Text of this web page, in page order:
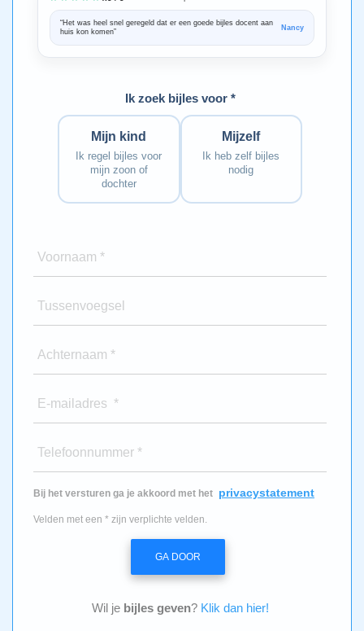
“Het was heel snel geregeld dat er een goede bijles docent aan
huis kon komen”
Nancy
Ik zoek bijles voor *
Mijn kind
Ik regel bijles voor
mijn zoon of
dochter
Mijzelf
Ik heb zelf bijles
nodig
Voornaam *
Tussenvoegsel
Achternaam *
E-mailadres *
Telefoonnummer *
Bij het versturen ga je akkoord met het privacystatement
Velden met een * zijn verplichte velden.
GA DOOR
Wil je bijles geven? Klik dan hier!